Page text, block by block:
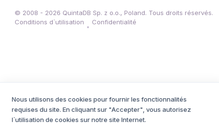
© 2008 - 2026 QuintaDB Sp. z o.o., Poland. Tous droits réservés.
Conditions d`utilisation
•
Confidentialité
Nous utilisons des cookies pour fournir les fonctionnalités
requises du site. En cliquant sur "Accepter", vous autorisez
l`utilisation de cookies sur notre site Internet.